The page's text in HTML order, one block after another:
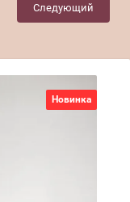
Следующий
Новинка